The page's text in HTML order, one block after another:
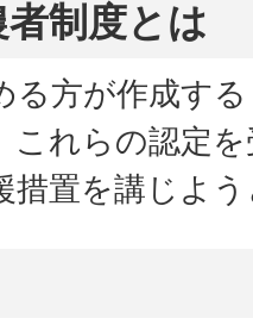
制度とは
る方が作成す
これらの認定
措置を講じよ